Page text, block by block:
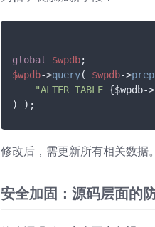
global $wpdb
$wpdb->query( $wpdb->
"ALTER TABLE {$wpdb-
修改后，需更新所有相关数据。
安全加固：源码层面的